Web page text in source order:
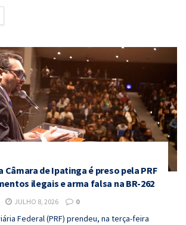
Câmara de Ipatinga é preso pela PRF
ilegais e arma falsa na BR-262
JULHO 8, 2026 0
Federal (PRF) prendeu, na terça-feira